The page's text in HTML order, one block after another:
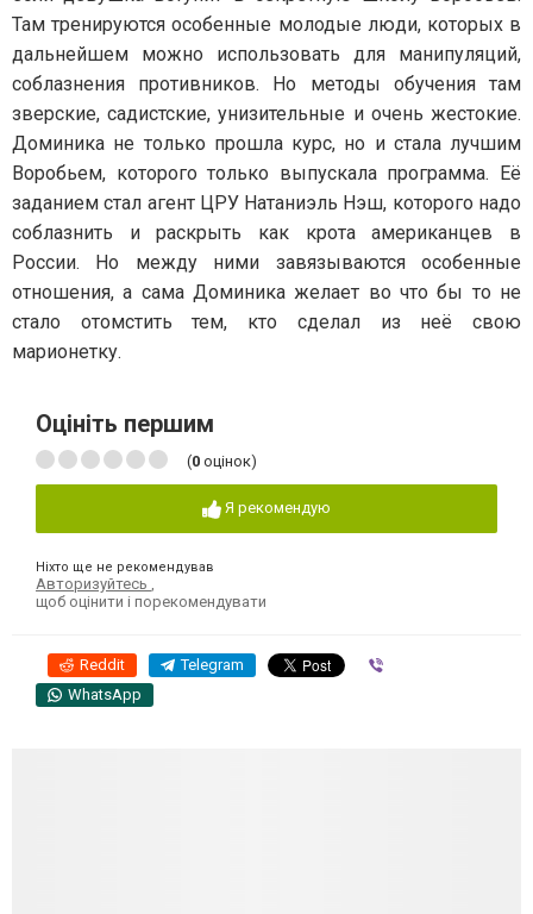
Там тренируются особенные молодые люди, которых в
дальнейшем можно использовать для манипуляций,
соблазнения противников. Но методы обучения там
зверские, садистские, унизительные и очень жестокие.
Доминика не только прошла курс, но и стала лучшим
Воробьем, которого только выпускала программа. Её
заданием стал агент ЦРУ Натаниэль Нэш, которого надо
соблазнить и раскрыть как крота американцев в
России. Но между ними завязываются особенные
отношения, а сама Доминика желает во что бы то не
стало отомстить тем, кто сделал из неё свою
марионетку.
Оцініть першим
(0 оцінок)
Я рекомендую
Ніхто ще не рекомендував
Авторизуйтесь
щоб оцінити і порекомендувати
Reddit Telegram
WhatsApp